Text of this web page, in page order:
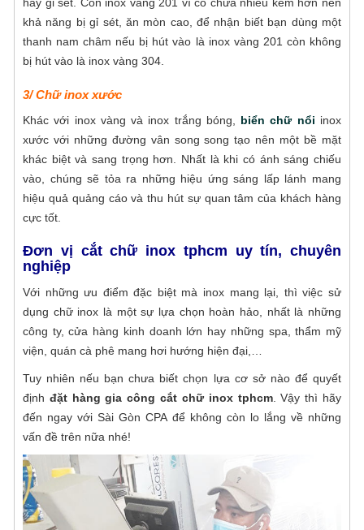
khả năng bị gỉ sét, ăn mòn cao, để nhận biết bạn dùng một
thanh nam châm nếu bị hút vào là inox vàng 201 còn không
bị hút vào là inox vàng 304.
3/ Chữ inox xước
Khác với inox vàng và inox trắng bóng, biển chữ nổi inox
xước với những đường vân song song tạo nên một bề mặt
khác biệt và sang trọng hơn. Nhất là khi có ánh sáng chiếu
vào, chúng sẽ tỏa ra những hiệu ứng sáng lấp lánh mang
hiệu quả quảng cáo và thu hút sự quan tâm của khách hàng
cực tốt.
Đơn vị cắt chữ inox tphcm uy tín, chuyên
nghiệp
Với những ưu điểm đặc biệt mà inox mang lại, thì việc sử
dụng chữ inox là một sự lựa chọn hoàn hảo, nhất là những
công ty, cửa hàng kinh doanh lớn hay những spa, thẩm mỹ
viện, quán cà phê mang hơi hướng hiện đại,…
Tuy nhiên nếu bạn chưa biết chọn lựa cơ sở nào để quyết
định đặt hàng gia công cắt chữ inox tphcm. Vậy thì hãy
đến ngay với Sài Gòn CPA để không còn lo lắng về những
vấn đề trên nữa nhé!